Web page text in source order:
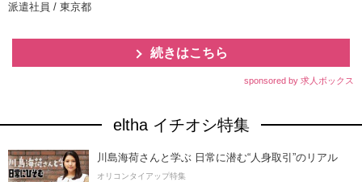
派遣社員 / 東京都
続きはこちら
sponsored by 求人ボックス
eltha イチオシ特集
川島海荷さんと学ぶ 日常に潜む“人身取引”のリアル
オリコンタイアップ特集